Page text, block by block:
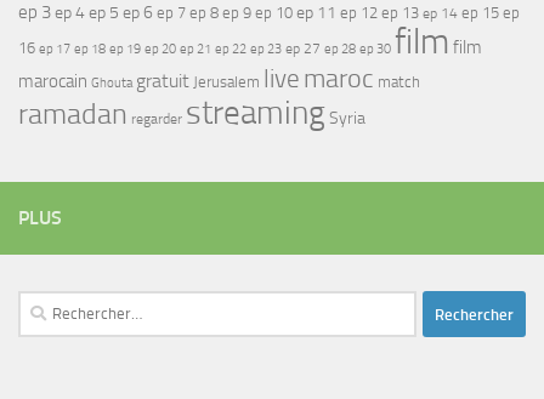
ep 3ep 4ep 5 ep 6 ep 7 ep 8 ep 9 ep 10 ep 11 ep 12 ep 13 ep 14 ep 15 ep
16 ep 17 ep 18 ep 19 ep 20 ep 21 ep 22 ep 23 ep 27 ep 28 ep 30 film film
marocain Ghouta gratuit Jerusalem live maroc match
ramadan regarder streamingSyria
PLUS
Rechercher :